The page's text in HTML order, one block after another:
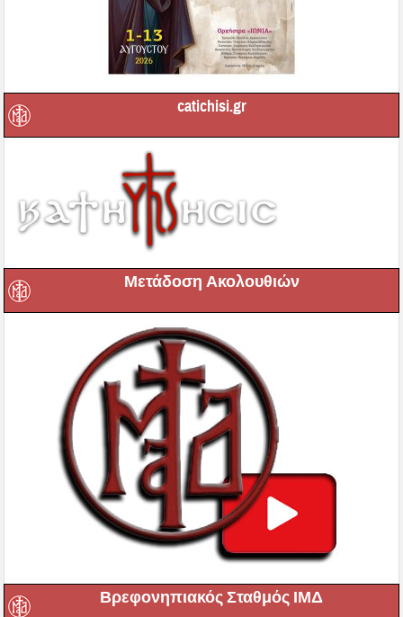
catichisi.gr
Μετάδοση Ακολουθιών
Βρεφονηπιακός Σταθμός ΙΜΔ